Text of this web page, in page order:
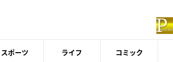
スポーツ ライフ コミック